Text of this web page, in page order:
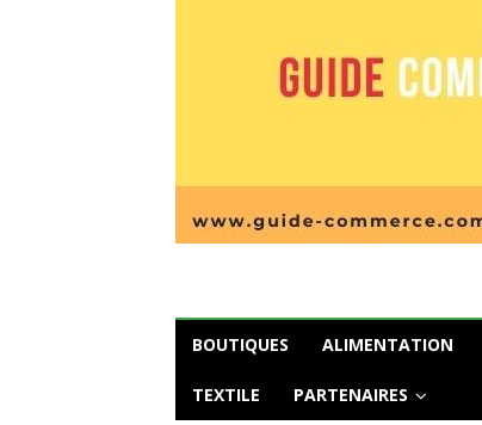
BOUTIQUES ALIMENTATION
TEXTILE PARTENAIRES